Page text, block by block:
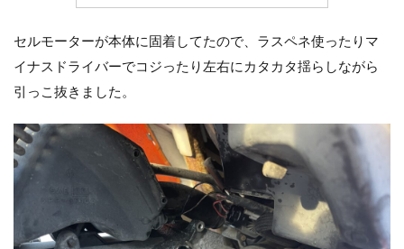
セルモーターが本体に固着してたので、ラスペネ使ったりマ
イナスドライバーでコジったり左右にカタカタ揺らしながら
引っこ抜きました。